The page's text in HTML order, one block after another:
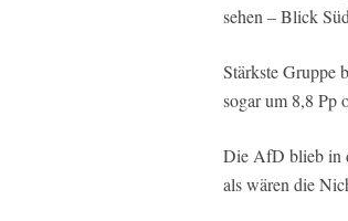
sehen – Blick
Stärkste Gruppe
sogar um 8,8 Pp
Die AfD blieb in
als wären die